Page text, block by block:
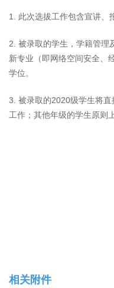
1. 此次选拔工作包含宣讲、
2. 被录取的学生，学籍管理
新专业（即网络空间安全、
学位。
3. 被录取的2020级学生将
工作；其他年级的学生原则
相关附件